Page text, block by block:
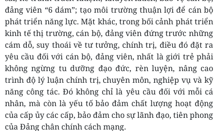
đảng viên “6 dám”; tạo môi trường thuận lợi để cán bộ
phát triển năng lực. Mặt khác, trong bối cảnh phát triển
kinh tế thị trường, cán bộ, đảng viên đứng trước những
cám dỗ, suy thoái về tư tưởng, chính trị, điều đó đặt ra
yêu cầu đối với cán bộ, đảng viên, nhất là giới trẻ phải
không ngừng tu dưỡng đạo đức, rèn luyện, nâng cao
trình độ lý luận chính trị, chuyên môn, nghiệp vụ và kỹ
năng công tác. Đó không chỉ là yêu cầu đối với mỗi cá
nhân, mà còn là yếu tố bảo đảm chất lượng hoạt động
của cấp ủy các cấp, bảo đảm cho sự lãnh đạo, tiên phong
của Đảng chân chính cách mạng.